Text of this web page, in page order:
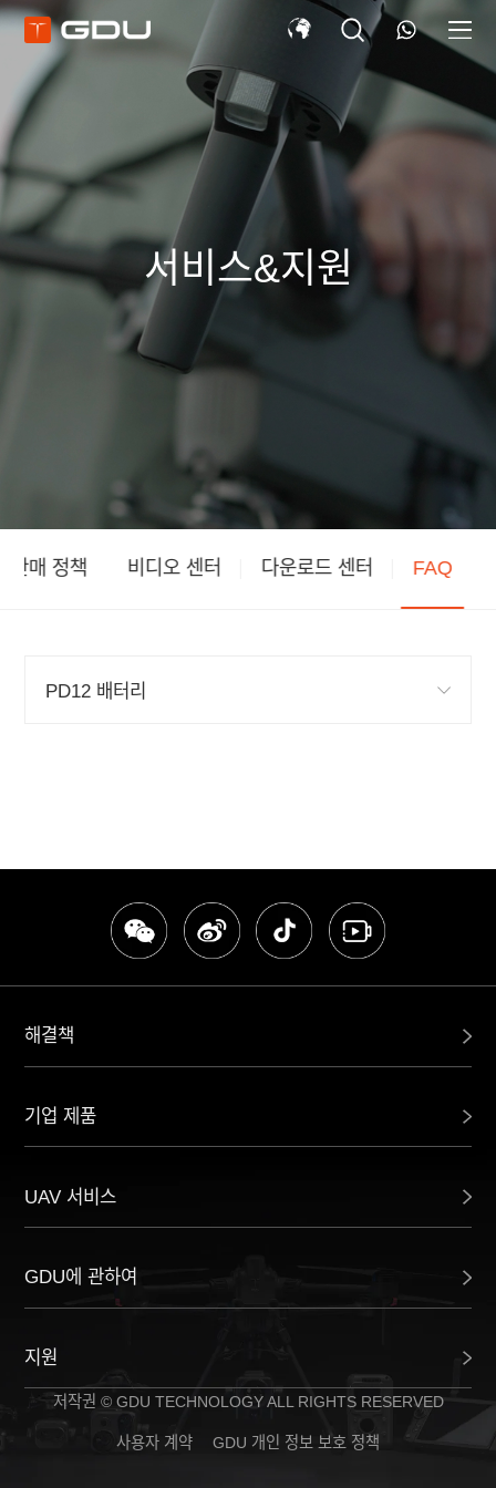
서비스&지원
판매 정책 비디오 센터 다운로드 센터 FAQ
PD12 배터리
해결책
기업 제품
UAV 서비스
GDU에 관하여
지원
저작권 © GDU TECHNOLOGY ALL RIGHTS RESERVED
사용자 계약 GDU 개인 정보 보호 정책